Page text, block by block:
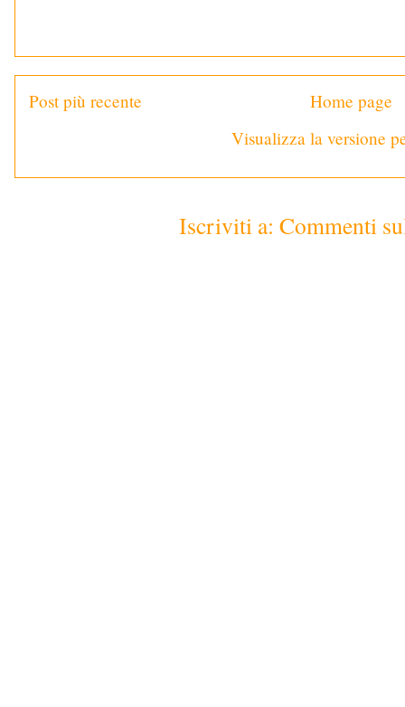
Post più recente
Home page
Visualizza la versione
Iscriviti a: Commenti